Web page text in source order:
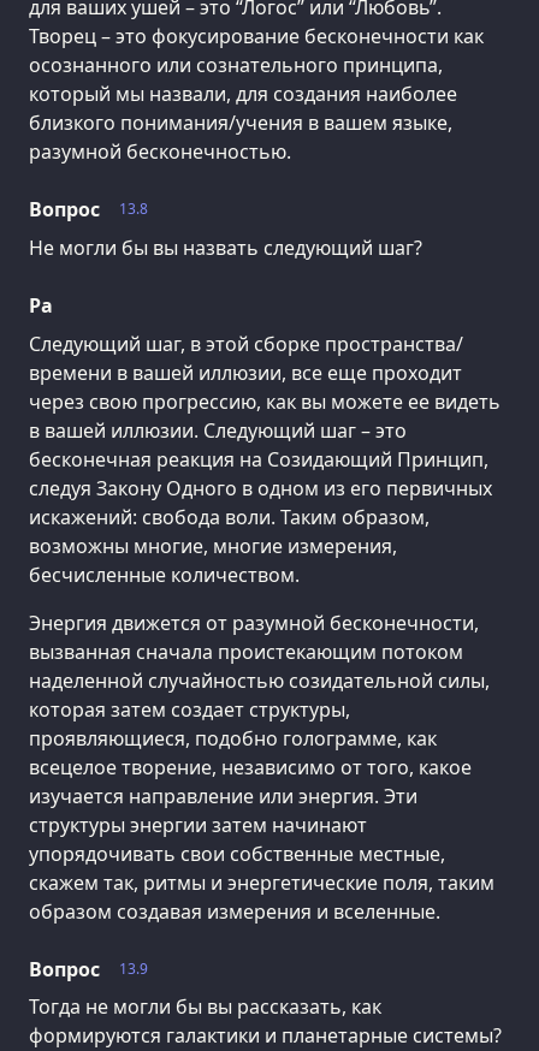
для ваших ушей – это “Логос” или “Любовь”.
Творец – это фокусирование бесконечности как
осознанного или сознательного принципа,
который мы назвали, для создания наиболее
близкого понимания/учения в вашем языке,
разумной бесконечностью.
13.8
Вопрос
Не могли бы вы назвать следующий шаг?
Ра
Следующий шаг, в этой сборке пространства/
времени в вашей иллюзии, все еще проходит
через свою прогрессию, как вы можете ее видеть
в вашей иллюзии. Следующий шаг – это
бесконечная реакция на Созидающий Принцип,
следуя Закону Одного в одном из его первичных
искажений: свобода воли. Таким образом,
возможны многие, многие измерения,
бесчисленные количеством.
Энергия движется от разумной бесконечности,
вызванная сначала проистекающим потоком
наделенной случайностью созидательной силы,
которая затем создает структуры,
проявляющиеся, подобно голограмме, как
всецелое творение, независимо от того, какое
изучается направление или энергия. Эти
структуры энергии затем начинают
упорядочивать свои собственные местные,
скажем так, ритмы и энергетические поля, таким
образом создавая измерения и вселенные.
13.9
Вопрос
Тогда не могли бы вы рассказать, как
формируются галактики и планетарные системы?